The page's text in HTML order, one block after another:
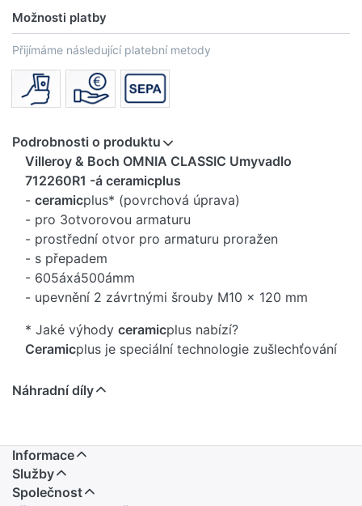
Možnosti platby
Přijímáme následující platební metody
Podrobnosti o produktu
Villeroy & Boch OMNIA CLASSIC Umyvadlo
712260R1 -á ceramicplus
- ceramicplus* (povrchová úprava)
- pro 3otvorovou armaturu
- prostřední otvor pro armaturu proražen
- s přepadem
- 605áxá500ámm
- upevnění 2 závrtnými šrouby M10 x 120 mm
* Jaké výhody ceramicplus nabízí?
Ceramicplus je speciální technologie zušlechťování
- povrch se velmi snadno udržuje
Náhradní díly
Informace
Služby
Společnost